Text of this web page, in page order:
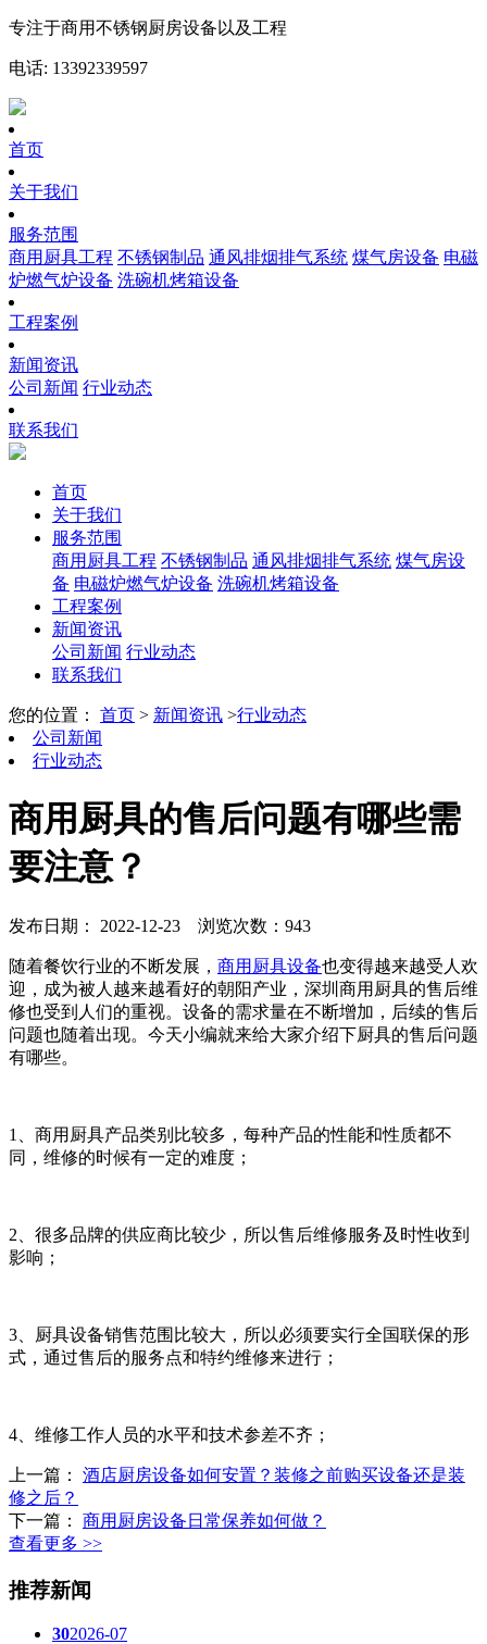
专注于商用不锈钢厨房设备以及工程
电话: 13392339597
首页
关于我们
服务范围
商用厨具工程 不锈钢制品 通风排烟排气系统 煤气房设备 电磁
炉燃气炉设备 洗碗机烤箱设备
工程案例
新闻资讯
公司新闻 行业动态
联系我们
首页
关于我们
服务范围
商用厨具工程 不锈钢制品 通风排烟排气系统 煤气房设
备 电磁炉燃气炉设备 洗碗机烤箱设备
工程案例
新闻资讯
公司新闻 行业动态
联系我们
您的位置： 首页 > 新闻资讯 >行业动态
公司新闻
行业动态
商用厨具的售后问题有哪些需
要注意？
发布日期： 2022-12-23 浏览次数：943
随着餐饮行业的不断发展， 商用厨具设备也变得越来越受人欢
迎，成为被人越来越看好的朝阳产业，深圳商用厨具的售后维
修也受到人们的重视。设备的需求量在不断增加，后续的售后
问题也随着出现。今天小编就来给大家介绍下厨具的售后问题
有哪些。
1、商用厨具产品类别比较多，每种产品的性能和性质都不
同，维修的时候有一定的难度；
2、很多品牌的供应商比较少，所以售后维修服务及时性收到
影响；
3、厨具设备销售范围比较大，所以必须要实行全国联保的形
式，通过售后的服务点和特约维修来进行；
4、维修工作人员的水平和技术参差不齐；
上一篇： 酒店厨房设备如何安置？装修之前购买设备还是装
修之后？
下一篇： 商用厨房设备日常保养如何做？
查看更多 >>
推荐新闻
302026-07